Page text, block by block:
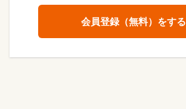
会員登録（無料）をする